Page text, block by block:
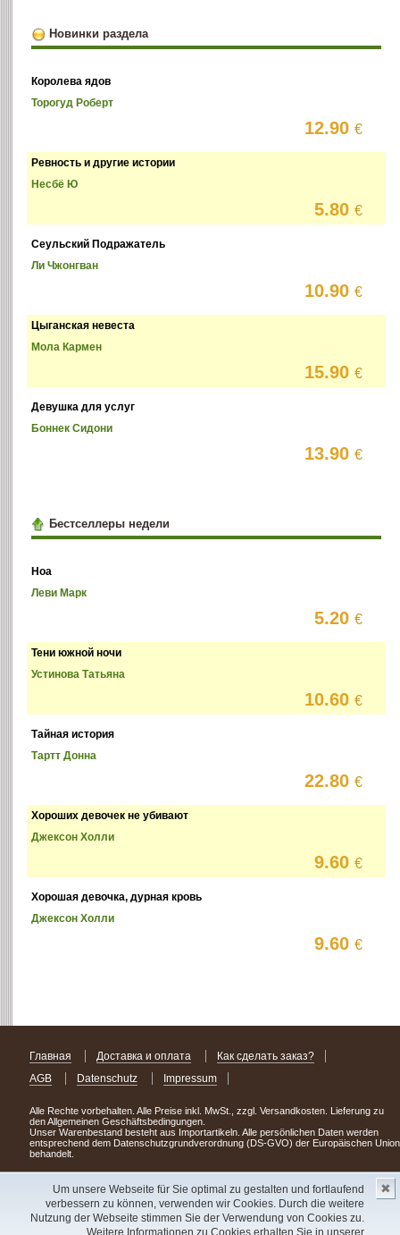
Um unsere Webseite für Sie optimal zu gestalten und fortlaufend
verbessern zu können, verwenden wir Cookies. Durch die weitere
Nutzung der Webseite stimmen Sie der Verwendung von Cookies zu.
Weitere Informationen zu Cookies erhalten Sie in unserer
✖
Новинки раздела
Королева ядов
Торогуд Роберт
12.90€
Ревность и другие истории
Несбё Ю
5.80€
Сеульский Подражатель
Ли Чжонгван
10.90€
Цыганская невеста
Мола Кармен
15.90€
Девушка для услуг
Боннек Сидони
13.90€
Бестселлеры недели
Ноа
Леви Марк
5.20€
Тени южной ночи
Устинова Татьяна
10.60€
Тайная история
Тартт Донна
22.80€
Хороших девочек не убивают
Джексон Холли
9.60€
Хорошая девочка, дурная кровь
Джексон Холли
9.60€
Главная Доставка и оплата
Как сделать заказ?
AGB
Datenschutz Impressum
Alle Rechte vorbehalten. Alle Preise inkl. MwSt., zzgl. Versandkosten. Lieferung zu
den Allgemeinen Geschäftsbedingungen.
Unser Warenbestand besteht aus Importartikeln. Alle persönlichen Daten werden
entsprechend dem Datenschutzgrundverordnung (DS-GVO) der Europäischen Union
behandelt.
Сделав заказ сегодня, уже через день или два Вы можете стать обладателем
НОВИНКИ из Германии! Удачного поиска!
Copyright 2003 - 2023 © Express-Kniga
V.A.Vorobiev